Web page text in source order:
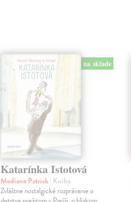
na sklade
Katarínka Istotová
Modiano Patrick| Kniha
Zvláštne nostalgické rozprávanie o